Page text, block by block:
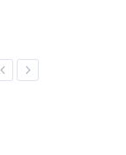
Previous
Next